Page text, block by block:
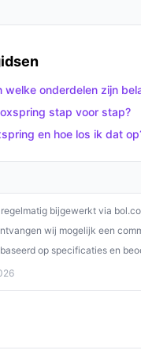
voor een
onderdelen zijn
stap voor stap?
en hoe los ik dat
bijgewerkt via
wij mogelijk een
op specificaties en